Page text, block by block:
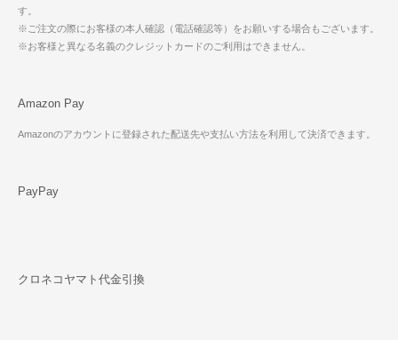
す。
※ご注文の際にお客様の本人確認（電話確認等）をお願いする場合もございます。
※お客様と異なる名義のクレジットカードのご利用はできません。
Amazon Pay
Amazonのアカウントに登録された配送先や支払い方法を利用して決済できます。
PayPay
クロネコヤマト代金引換